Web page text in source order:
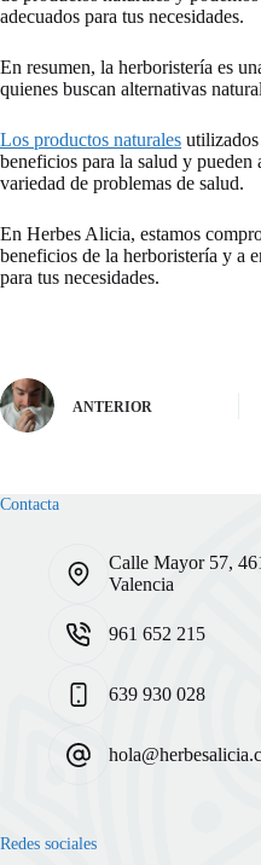
adecuados para tus necesidades.
En resumen, la herboristería es
quienes buscan alternativas
Los productos naturales
beneficios para la salud y
variedad de problemas de salud.
En Herbes Alicia, estamos
beneficios de la herboristería y a
para tus necesidades.
ANTERIOR
Contacta
Calle Mayor 57,
Valencia
961 652 215
639 930 028
Redes sociales